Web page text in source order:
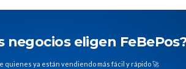
negocios eligen
quienes ya están vendiendo más fácil y rápido 🚀